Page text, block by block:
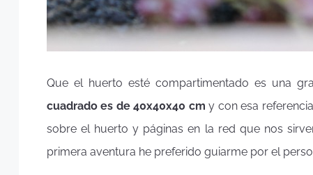
Que el huerto esté compartimentado es una
cuadrado es de 40x40x40 cmy con esa
sobre el huerto y páginas en la red que nos
primera aventura he preferido guiarme por el